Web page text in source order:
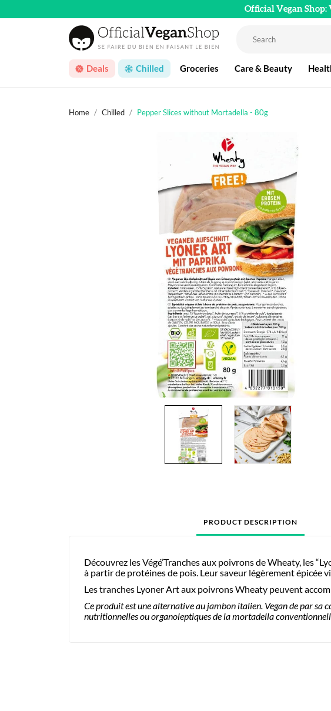
Official Vegan Shop:
Deals Chilled Groceries Care & Beauty
Home Chilled Pepper Slices without Mortadella - 80g
PRODUCT DESCRIPTION
Découvrez les Végé’Tranches aux poivrons de Wheaty, les
à partir de protéines de pois. Leur saveur légèrement épicée
Les tranches Lyoner Art aux poivrons Wheaty peuvent
Ce produit est une alternative au jambon italien. Vegan de par sa
nutritionnelles ou organoleptiques de la mortadella